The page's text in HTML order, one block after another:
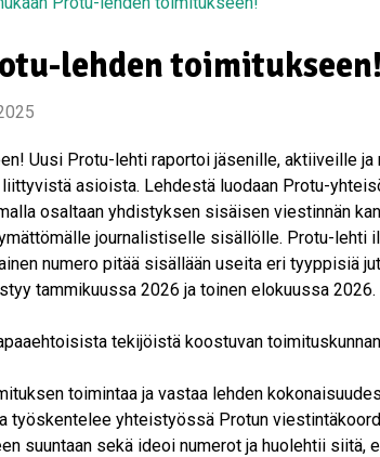
lehden toimitukseen!
Uusi Protu-lehti raportoi jäsenille, aktiiveille ja
asioista. Lehdestä luodaan Protu-
osaltaan yhdistyksen sisäisen viestinnän
journalistiselle sisällölle. Protu-lehti
numero pitää sisällään useita eri tyyppisiä
tammikuussa 2026 ja toinen elokuussa 2026.
tekijöistä koostuvan
toimintaa ja vastaa lehden
työskentelee yhteistyössä Protun
suuntaan sekä ideoi numerot ja huolehtii siitä,